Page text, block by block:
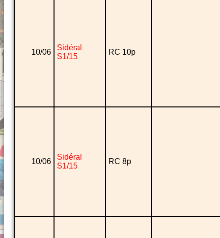
10/06
Sidéral
S1/15
RC 10p
10/06
Sidéral
S1/15
RC 8p